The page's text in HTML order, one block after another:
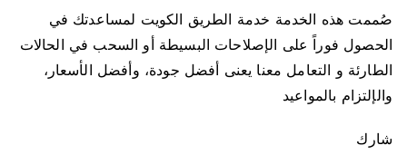
ى
خ
د
م
صُممت هذه الخدمة خدمة الطريق الكويت لمساعدتك في
الحصول فوراً على الإصلاحات البسيطة أو السحب في الحالات
الطارئة و التعامل معنا يعنى أفضل جودة، وأفضل الأسعار،
والإلتزام بالمواعيد
شارك